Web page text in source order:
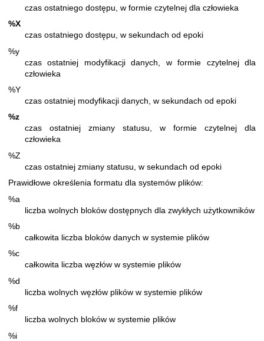
czas ostatniego dostępu, w formie czytelnej dla człowieka
%X
czas ostatniego dostępu, w sekundach od epoki
%y
czas ostatniej modyfikacji danych, w formie czytelnej dla
człowieka
%Y
czas ostatniej modyfikacji danych, w sekundach od epoki
%z
czas ostatniej zmiany statusu, w formie czytelnej dla
człowieka
%Z
czas ostatniej zmiany statusu, w sekundach od epoki
Prawidłowe określenia formatu dla systemów plików:
%a
liczba wolnych bloków dostępnych dla zwykłych użytkowników
%b
całkowita liczba bloków danych w systemie plików
%c
całkowita liczba węzłów w systemie plików
%d
liczba wolnych węzłów plików w systemie plików
%f
liczba wolnych bloków w systemie plików
%i